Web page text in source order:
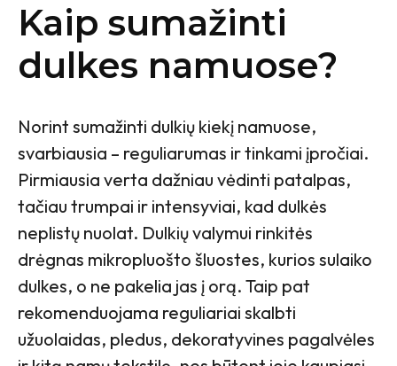
Kaip sumažinti
dulkes namuose?
Norint sumažinti dulkių kiekį namuose,
svarbiausia – reguliarumas ir tinkami įpročiai.
Pirmiausia verta dažniau vėdinti patalpas,
tačiau trumpai ir intensyviai, kad dulkės
neplistų nuolat. Dulkių valymui rinkitės
drėgnas mikropluošto šluostes, kurios sulaiko
dulkes, o ne pakelia jas į orą. Taip pat
rekomenduojama reguliariai skalbti
užuolaidas, pledus, dekoratyvines pagalvėles